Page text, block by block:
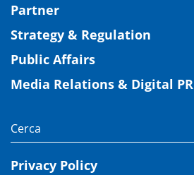
Partner
Strategy & Regulation
Public Affairs
Media Relations & Digital PR
Privacy Policy